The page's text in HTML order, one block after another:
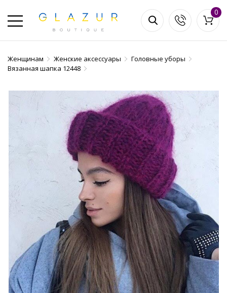
0
Женщинам Женские аксессуары
Головные уборы
Вязанная шапка 12448